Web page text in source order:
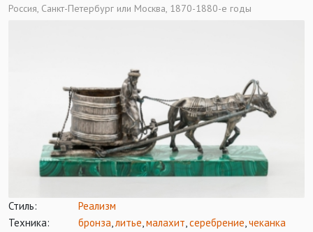
Россия, Санкт-Петербург или Москва, 1870-1880-е годы
Стиль:
Реализм
Техника:
бронза,литье,малахит,серебрение,чеканка